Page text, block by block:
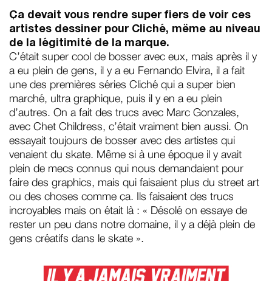
Ça devait vous rendre super fiers de voir ces
artistes dessiner pour Cliché, même au niveau
de la légitimité de la marque.
C’était super cool de bosser avec eux, mais après il y
a eu plein de gens, il y a eu Fernando Elvira, il a fait
une des premières séries Cliché qui a super bien
marché, ultra graphique, puis il y en a eu plein
d’autres. On a fait des trucs avec Marc Gonzales,
avec Chet Childress, c’était vraiment bien aussi. On
essayait toujours de bosser avec des artistes qui
venaient du skate. Même si à une époque il y avait
plein de mecs connus qui nous demandaient pour
faire des graphics, mais qui faisaient plus du street art
ou des choses comme ça. Ils faisaient des trucs
incroyables mais on était là : « Désolé on essaye de
rester un peu dans notre domaine, il y a déjà plein de
gens créatifs dans le skate ».